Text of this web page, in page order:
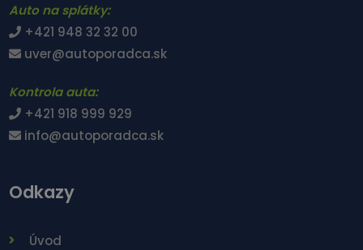
Auto na splátky:
+421 948 32 32 00
uver@autoporadca.sk
Kontrola auta:
+421 918 999 929
info@autoporadca.sk
Odkazy
Úvod